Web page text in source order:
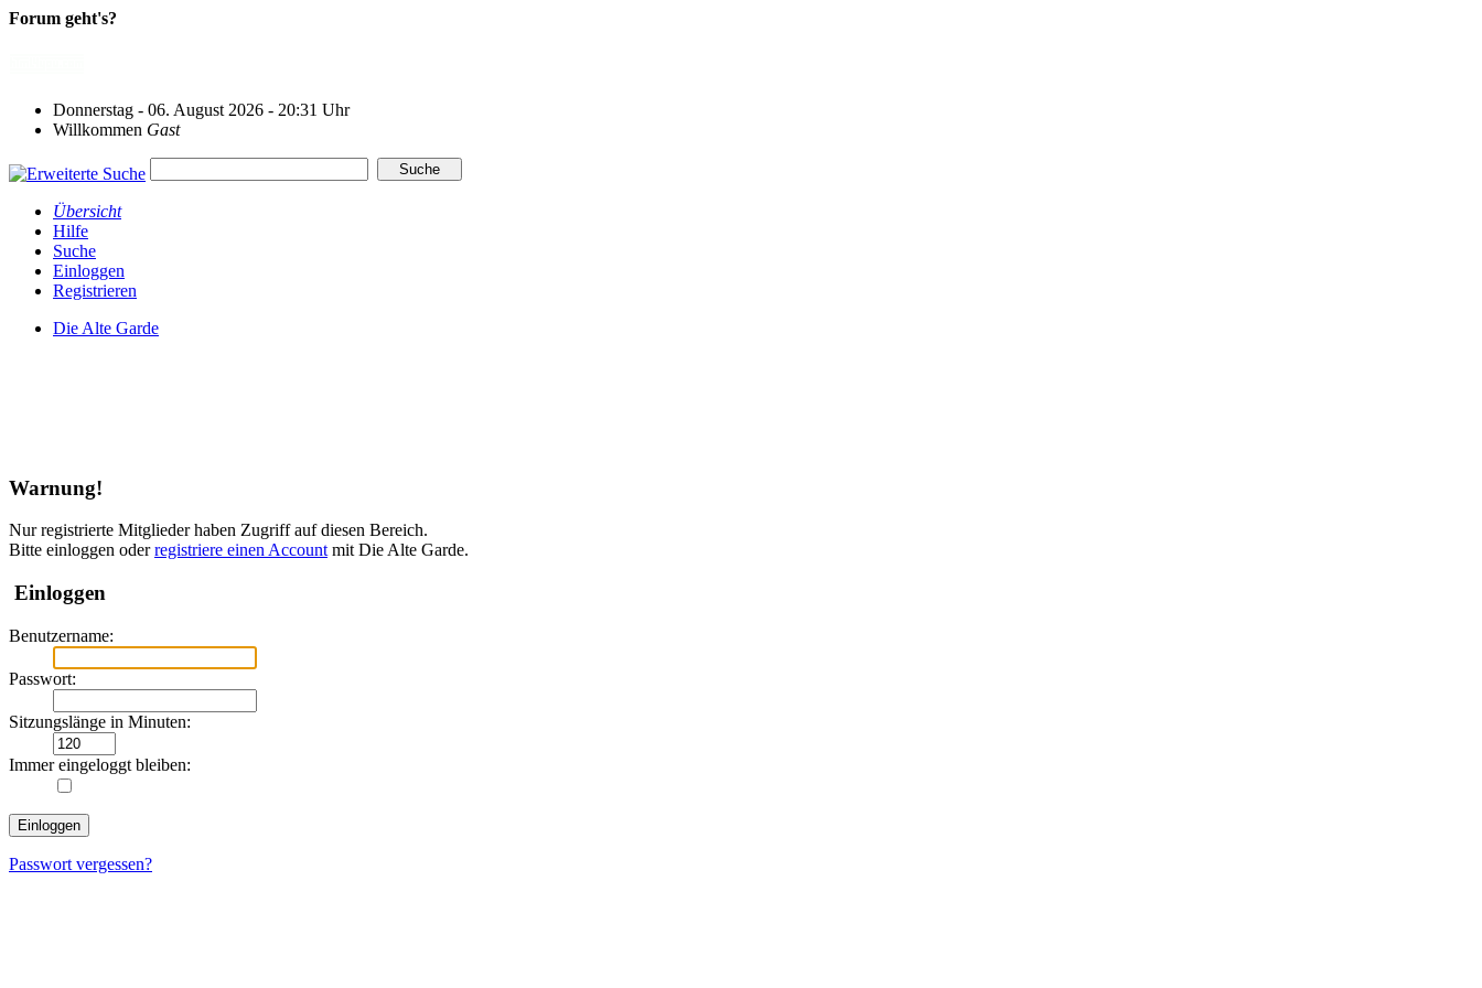
Forum geht's?
Donnerstag - 06. August 2026 - 20:31 Uhr
Willkommen Gast
Übersicht
Hilfe
Suche
Einloggen
Registrieren
Die Alte Garde
Warnung!
Nur registrierte Mitglieder haben Zugriff auf diesen Bereich.
Bitte einloggen oderregistriere einen Account mit Die Alte Garde.
Einloggen
Benutzername:
Passwort:
Sitzungslänge in Minuten:
Immer eingeloggt bleiben:
Passwort vergessen?